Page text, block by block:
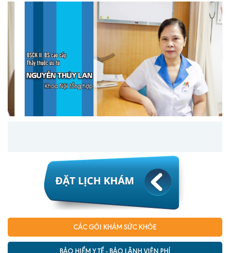
Dịch vụ Y tế gia đình – MEDI-HOME
Bảo hiểm Y tế
Bảo lãnh viện phí HỎI ĐÁP
TRA CỨU HỒ SƠ
CÁC GÓI KHÁM SỨC KHỎE
BẢO HIỂM Y TẾ - BẢO LÃNH VIỆN PHÍ